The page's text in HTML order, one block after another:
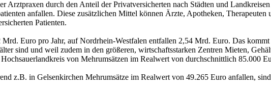
Arztpraxen durch den Anteil der Privatversicherten nach Städten und
anfallen. Diese zusätzlichen Mittel können Ärzte, Apotheken,
Patienten.
Euro pro Jahr, auf Nordrhein-Westfalen entfallen 2,54 Mrd. Euro. Das
sind und weil zudem in den größeren, wirtschaftsstarken Zentren Mieten,
von Mehrumsätzen im Realwert von durchschnittlich 85.000
z.B. in Gelsenkirchen Mehrumsätze im Realwert von 49.265 Euro anfallen,